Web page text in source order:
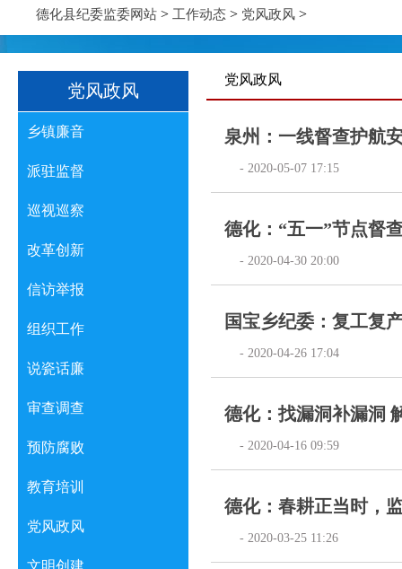
德化县纪委监委网站 > 工作动态 > 党风政风 >
党风政风
乡镇廉音
派驻监督
巡视巡察
改革创新
信访举报
组织工作
说瓷话廉
审查调查
预防腐败
教育培训
党风政风
文明创建
党风政风
泉州：一线督查护航
- 2020-05-07 17:15
德化：“五一”节点督
- 2020-04-30 20:00
国宝乡纪委：复工复
- 2020-04-26 17:04
德化：找漏洞补漏洞
- 2020-04-16 09:59
德化：春耕正当时，
- 2020-03-25 11:26